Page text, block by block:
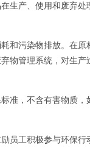
生产、使用和废弃处
和污染物排放。在原
物管理系统，对生产
准，不含有害物质，
员工积极参与环保行